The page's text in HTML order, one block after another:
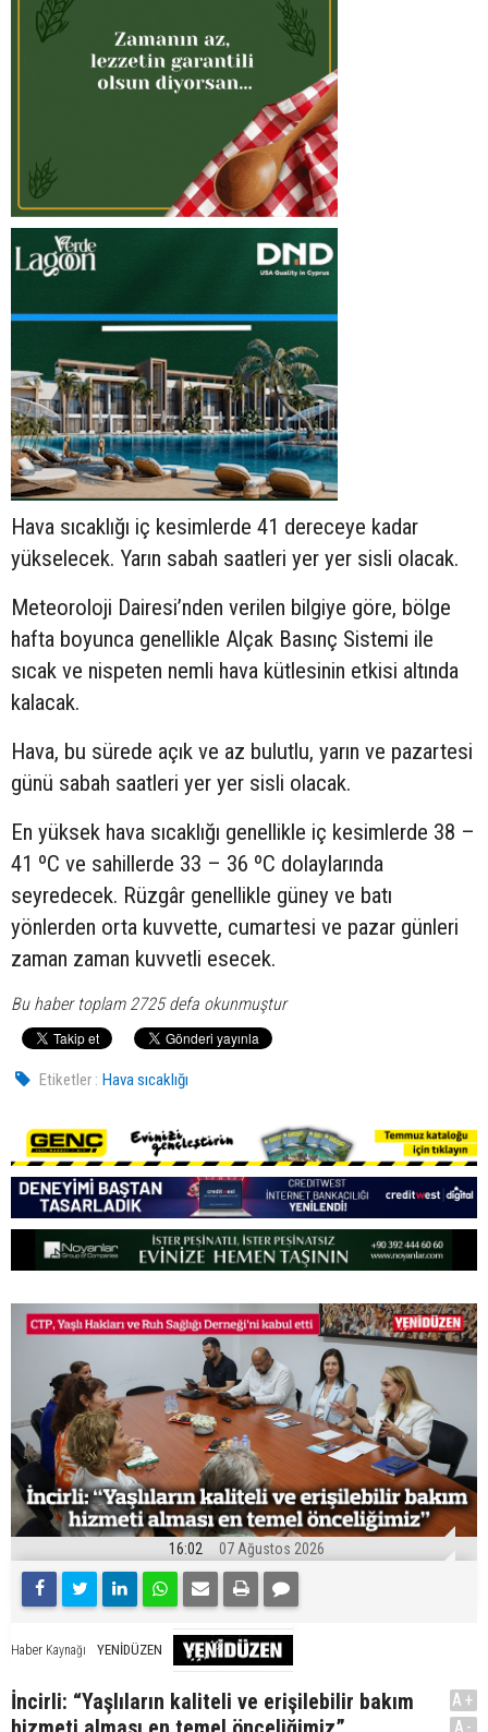
Hava sıcaklığı iç kesimlerde 41 dereceye kadar
yükselecek. Yarın sabah saatleri yer yer sisli olacak.
Meteoroloji Dairesi’nden verilen bilgiye göre, bölge
hafta boyunca genellikle Alçak Basınç Sistemi ile
sıcak ve nispeten nemli hava kütlesinin etkisi altında
kalacak.
Hava, bu sürede açık ve az bulutlu, yarın ve pazartesi
günü sabah saatleri yer yer sisli olacak.
En yüksek hava sıcaklığı genellikle iç kesimlerde 38 –
41 ºC ve sahillerde 33 – 36 ºC dolaylarında
seyredecek. Rüzgâr genellikle güney ve batı
yönlerden orta kuvvette, cumartesi ve pazar günleri
zaman zaman kuvvetli esecek.
Bu haber toplam 2725 defa okunmuştur
Etiketler : Hava sıcaklığı
16:02 07 Ağustos 2026
Haber Kaynağı YENİDÜZEN
İncirli: “Yaşlıların kaliteli ve erişilebilir bakım
A+
A-